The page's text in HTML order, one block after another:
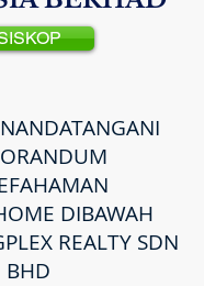
DIBAWAH
REALTY SDN
BHD